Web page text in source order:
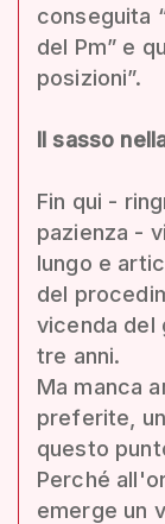
conseguita
del Pm” e
posizioni”.
Il sasso
Fin qui -
pazienza -
lungo e
del
vicenda del
tre anni.
Ma manca
preferite,
questo
Perché
emerge un